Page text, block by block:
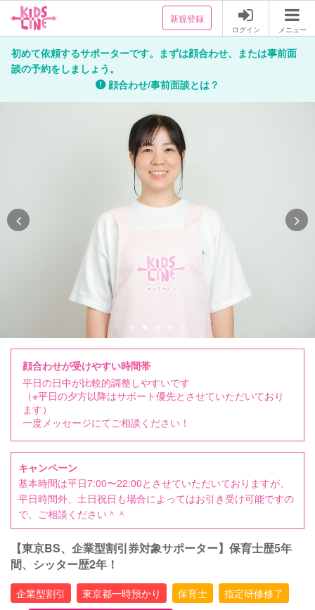
新規登録
ログイン メニュー
初めて依頼するサポーターです。まずは顔合わせ、または事前面
談の予約をしましょう。
顔合わせ/事前面談とは？
顔合わせが受けやすい時間帯
平日の日中が比較的調整しやすいです
（※平日の夕方以降はサポート優先とさせていただいており
ます）
一度メッセージにてご相談ください！
キャンペーン
基本時間は平日7:00〜22:00とさせていただいておりますが、
平日時間外、土日祝日も場合によってはお引き受け可能ですの
で、ご相談ください＾＾
【東京BS、企業型割引券対象サポーター】保育士歴5年
間、シッター歴2年！
企業型割引 東京都一時預かり 保育士
指定研修修了